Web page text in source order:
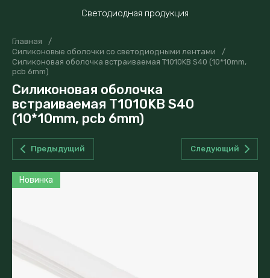
Светодиодная продукция
Главная
/
Силиконовые оболочки со светодиодными лентами
/
Cиликоновая оболочка встраиваемая T1010KB S40 (10*10mm,
pcb 6mm)
Cиликоновая оболочка
встраиваемая T1010KB S40
(10*10mm, pcb 6mm)
Предыдущий Следующий
Новинка